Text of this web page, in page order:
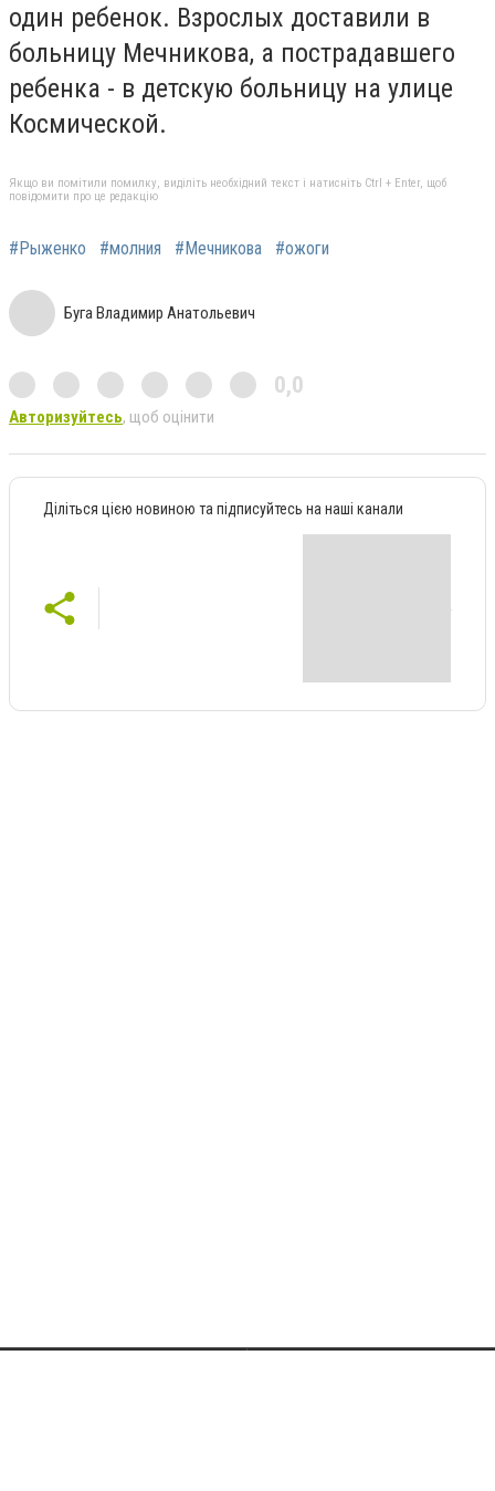
один ребенок. Взрослых доставили в
больницу Мечникова, а пострадавшего
ребенка - в детскую больницу на улице
Космической.
Якщо ви помітили помилку, виділіть необхідний текст і натисніть Ctrl + Enter, щоб
повідомити про це редакцію
#Рыженко #молния #Мечникова #ожоги
Буга Владимир Анатольевич
0,0
Авторизуйтесь, щоб оцінити
Діліться цією новиною та підписуйтесь на наші канали